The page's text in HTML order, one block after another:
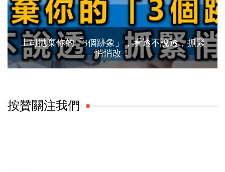
上司拋棄你的「3個跡象」，看透不說透，抓緊
悄悄改！
按贊關注我們